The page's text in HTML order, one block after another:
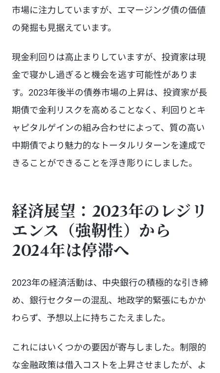
市場に注力していますが、エマージング債の価値
の発掘も見据えています。
現金利回りは高止まりしていますが、投資家は現
金で寝かし過ぎると機会を逃す可能性がありま
す。2023年後半の債券市場の上昇は、投資家が長
期債で金利リスクを高めることなく、利回りとキ
ャピタルゲインの組み合わせによって、質の高い
中期債でより魅力的なトータルリターンを達成で
きることができることを浮き彫りにしました。
経済展望：2023年のレジリ
エンス（強靭性）から
2024年は停滞へ
2023年の経済活動は、中央銀行の積極的な引き締
め、銀行セクターの混乱、地政学的緊張にもかか
わらず、予想以上に持ちこたえました。
これにはいくつかの要因が寄与しました。制限的
な金融政策は借入コストを上昇させましたが、よ